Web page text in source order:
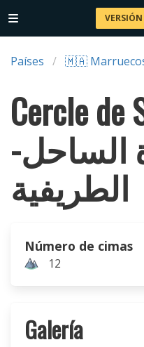
Países 🇲🇦
Cercle de
الساحل-
الطريفية
Número de cimas
12
Galería